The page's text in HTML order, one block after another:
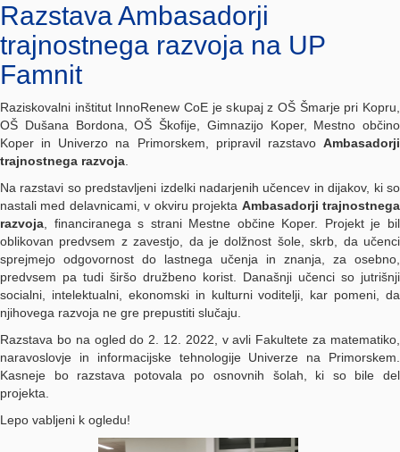
Razstava Ambasadorji
trajnostnega razvoja na UP
Famnit
Raziskovalni inštitut InnoRenew CoE je skupaj z OŠ Šmarje pri Kopru,
OŠ Dušana Bordona, OŠ Škofije, Gimnazijo Koper, Mestno občino
Koper in Univerzo na Primorskem, pripravil razstavo Ambasadorji
trajnostnega razvoja
Na razstavi so predstavljeni izdelki nadarjenih učencev in dijakov, ki so
nastali med delavnicami, v okviru projekta Ambasadorji trajnostnega
razvoja , financiranega s strani Mestne občine Koper. Projekt je bil
oblikovan predvsem z zavestjo, da je dolžnost šole, skrb, da učenci
sprejmejo odgovornost do lastnega učenja in znanja, za osebno,
predvsem pa tudi širšo družbeno korist. Današnji učenci so jutrišnji
socialni, intelektualni, ekonomski in kulturni voditelji, kar pomeni, da
njihovega razvoja ne gre prepustiti slučaju.
Razstava bo na ogled do 2. 12. 2022, v avli Fakultete za matematiko,
naravoslovje in informacijske tehnologije Univerze na Primorskem.
Kasneje bo razstava potovala po osnovnih šolah, ki so bile del
projekta.
Lepo vabljeni k ogledu!